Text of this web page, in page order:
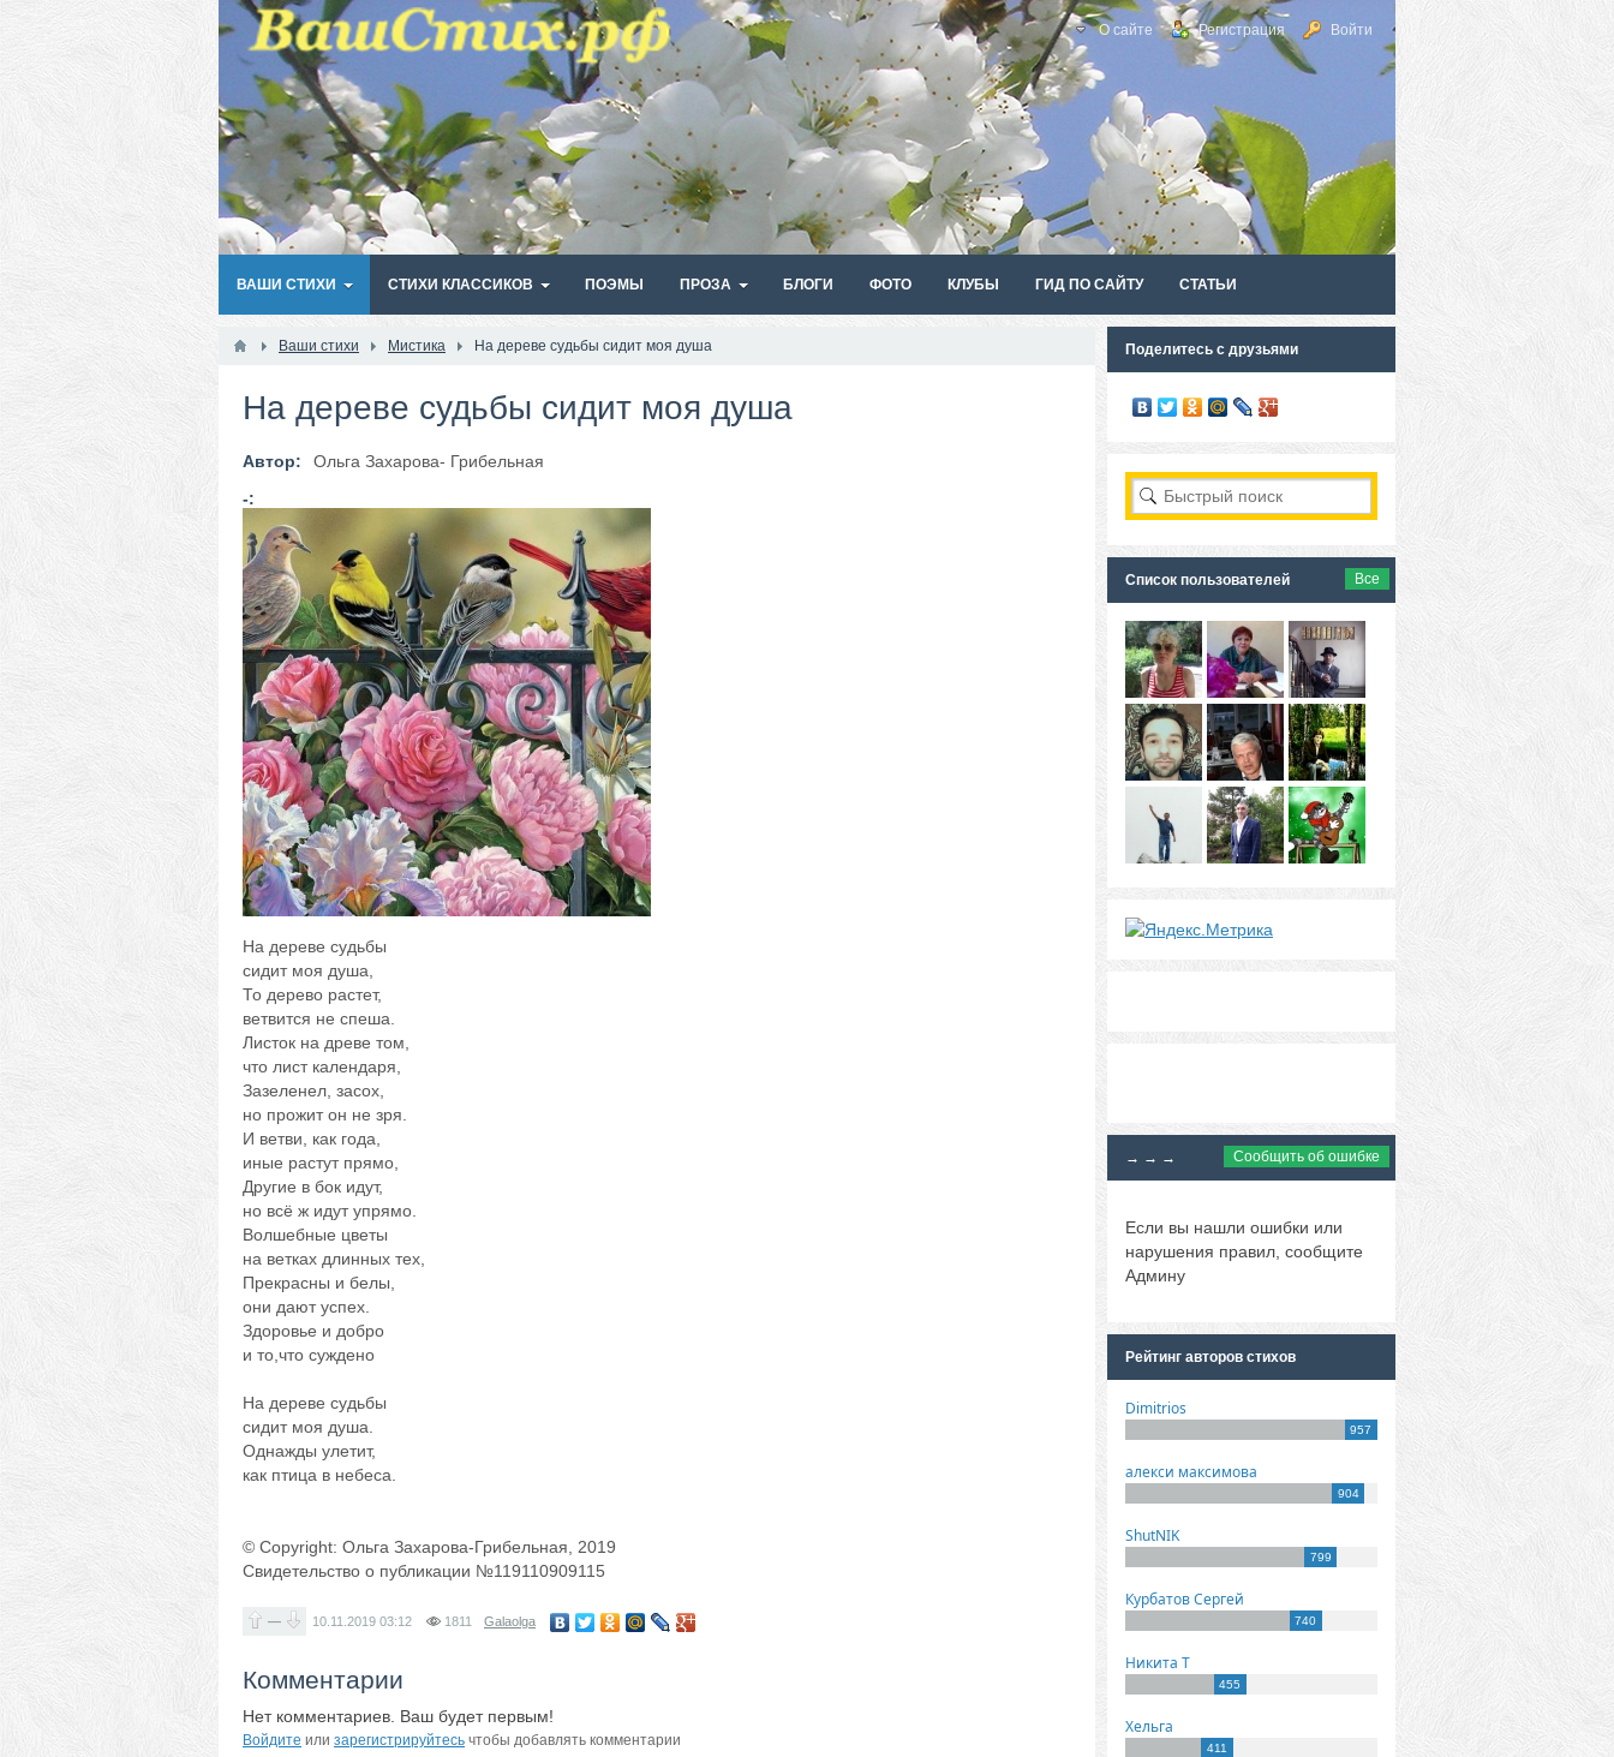
О сайте Регистрация Войти
ВАШИ СТИХИ СТИХИ КЛАССИКОВ ПОЭМЫ ПРОЗА БЛОГИ ФОТО КЛУБЫ ГИД ПО САЙТУ СТАТЬИ
Ваши стихи Мистика На дереве судьбы сидит моя душа
На дереве судьбы сидит моя душа
Автор:
Ольга Захарова- Грибельная
-:
На дереве судьбы
сидит моя душа,
То дерево растет,
ветвится не спеша.
Листок на древе том,
что лист календаря,
Зазеленел, засох,
но прожит он не зря.
И ветви, как года,
иные растут прямо,
Другие в бок идут,
но всё ж идут упрямо.
Волшебные цветы
на ветках длинных тех,
Прекрасны и белы,
они дают успех.
Здоровье и добро
и то,что суждено
На дереве судьбы
сидит моя душа.
Однажды улетит,
как птица в небеса.
© Copyright: Ольга Захарова-Грибельная, 2019
Свидетельство о публикации №119110909115
— 10.11.2019 03:12 1811 Galaolga
Комментарии
Нет комментариев. Ваш будет первым!
Войдите или зарегистрируйтесь чтобы добавлять комментарии
Поделитесь с друзьями
Список пользователей Все
→ → → Сообщить об ошибке
Если вы нашли ошибки или
нарушения правил, сообщите
Админу
Рейтинг авторов стихов
Dimitrios
957
алекси максимова
904
ShutNIK
799
Курбатов Сергей
740
Никита Т
455
Хельга
411